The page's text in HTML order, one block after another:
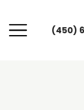
(450)